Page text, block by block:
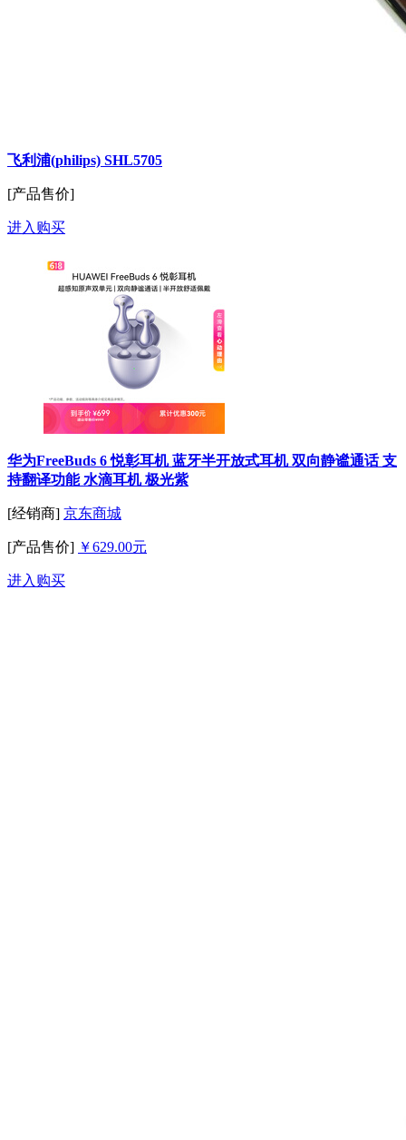
飞利浦(philips) SHL5705
[产品售价]
进入购买
华为FreeBuds 6 悦彰耳机 蓝牙半开放式耳机 双向静谧通话 支
持翻译功能 水滴耳机 极光紫
[经销商] 京东商城
[产品售价] ￥629.00元
进入购买